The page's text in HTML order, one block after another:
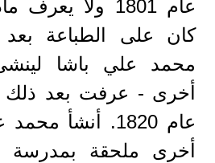
عام 1801 ولا
كان على الطباعة
محمد علي باشا
أخرى - عرفت بعد ذلك
عام 1820. أنشأ
أخرى ملحقة